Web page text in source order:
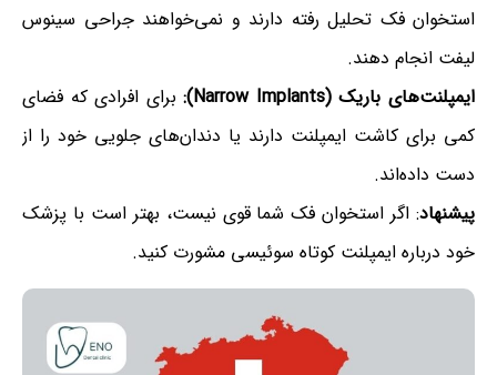
استخوان فک تحلیل رفته دارند و نمی‌خواهند جراحی سینوس
لیفت انجام دهند.
ایمپلنت‌های باریک (Narrow Implants):
برای افرادی که فضای
کمی برای کاشت ایمپلنت دارند یا دندان‌های جلویی خود را از
دست داده‌اند.
پیشنهاد: اگر استخوان فک شما قوی نیست، بهتر است با پزشک
خود درباره ایمپلنت کوتاه سوئیسی مشورت کنید.